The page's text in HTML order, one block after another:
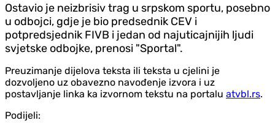
Ostavio je neizbrisiv trag u srpskom sportu, posebno
u odbojci, gdje je bio predsednik CEV i
potpredsjednik FIVB i jedan od najuticajnijih ljudi
svjetske odbojke, prenosi "Sportal".
Preuzimanje dijelova teksta ili teksta u cjelini je
dozvoljeno uz obavezno navođenje izvora i uz
postavljanje linka ka izvornom tekstu na portalu atvbl.rs.
Podijeli: